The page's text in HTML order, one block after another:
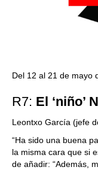
Del 12 al 21 de
R7: El ‘niño’
Leontxo García (jefe
“Ha sido una buena
la misma cara que si
de añadir: “Además,